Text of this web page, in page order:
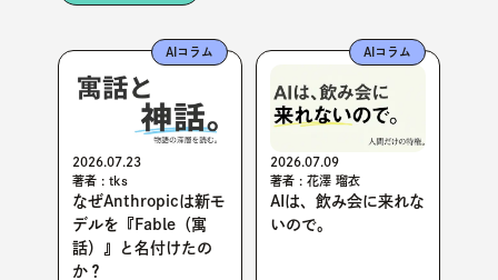
2026.07.23
著者 : tks
なぜAnthropicは新モ
デルを『Fable（寓
話）』と名付けたの
か？
AIコラム
2026.07.09
著者 : 花澤 瑠衣
AIは、飲み会に来れな
いので。
AIコラム